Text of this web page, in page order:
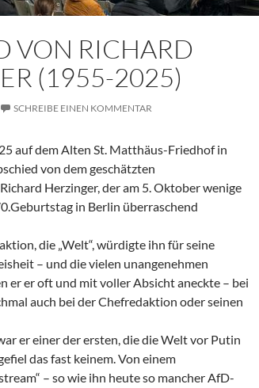
VON RICHARD
(1955-2025)
SCHREIBE EINEN KOMMENTAR
auf dem Alten St. Matthäus-Friedhof in
von dem geschätzten
Herzinger, der am 5. Oktober wenige
in Berlin überraschend
die „Welt“, würdigte ihn für seine
– und die vielen unangenehmen
er er oft und mit voller Absicht aneckte – bei
auch bei der Chefredaktion oder seinen
er einer der ersten, die die Welt vor Putin
das fast keinem. Von einem
– so wie ihn heute so mancher AfD-